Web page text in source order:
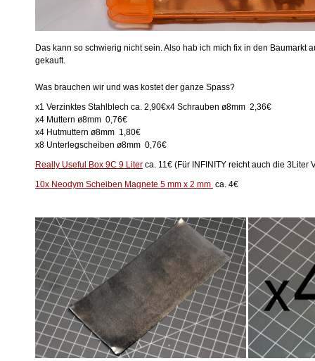
Das kann so schwierig nicht sein. Also hab ich mich fix in den Baumarkt
gekauft.
Was brauchen wir und was kostet der ganze Spass?
x1 Verzinktes Stahlblech ca. 2,90€x4 Schrauben ø8mm 2,36€
x4 Muttern ø8mm 0,76€
x4 Hutmuttern ø8mm 1,80€
x8 Unterlegscheiben ø8mm 0,76€
Really Useful Box 9C 9 Liter ca. 11€ (Für INFINITY reicht auch die 3Liter
10x Neodym Scheiben Magnete 5 mm x 2 mm ca. 4€